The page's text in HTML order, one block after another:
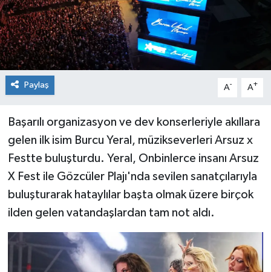
Paylaş A- A+
Başarılı organizasyon ve dev konserleriyle akıllara
gelen ilk isim Burcu Yeral, müzikseverleri Arsuz x
Festte buluşturdu. Yeral, Onbinlerce insanı Arsuz
X Fest ile Gözcüler Plajı'nda sevilen sanatçılarıyla
buluşturarak hataylılar başta olmak üzere birçok
ilden gelen vatandaşlardan tam not aldı.